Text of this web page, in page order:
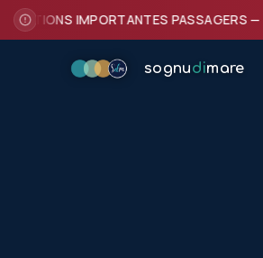
IMPORTANTES
sognudimare